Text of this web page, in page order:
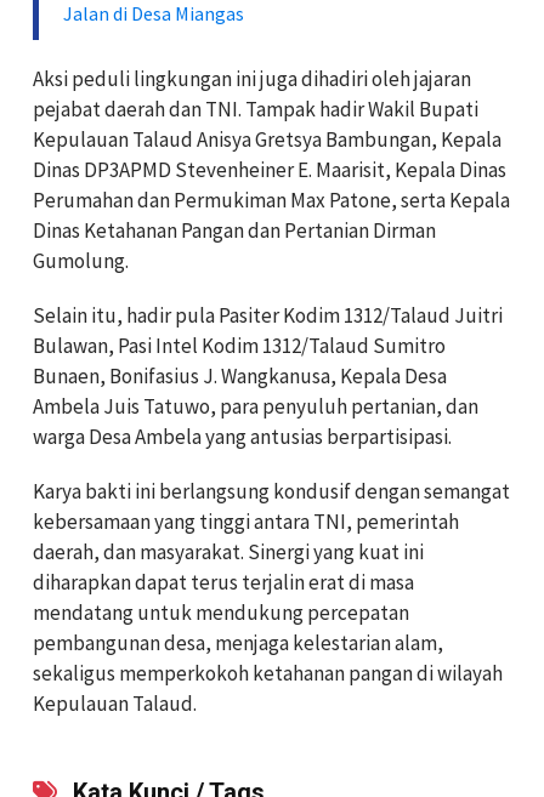
Jalan di Desa Miangas
Aksi peduli lingkungan ini juga dihadiri oleh jajaran
pejabat daerah dan TNI. Tampak hadir Wakil Bupati
Kepulauan Talaud Anisya Gretsya Bambungan, Kepala
Dinas DP3APMD Stevenheiner E. Maarisit, Kepala Dinas
Perumahan dan Permukiman Max Patone, serta Kepala
Dinas Ketahanan Pangan dan Pertanian Dirman
Gumolung.
Selain itu, hadir pula Pasiter Kodim 1312/Talaud Juitri
Bulawan, Pasi Intel Kodim 1312/Talaud Sumitro
Bunaen, Bonifasius J. Wangkanusa, Kepala Desa
Ambela Juis Tatuwo, para penyuluh pertanian, dan
warga Desa Ambela yang antusias berpartisipasi.
Karya bakti ini berlangsung kondusif dengan semangat
kebersamaan yang tinggi antara TNI, pemerintah
daerah, dan masyarakat. Sinergi yang kuat ini
diharapkan dapat terus terjalin erat di masa
mendatang untuk mendukung percepatan
pembangunan desa, menjaga kelestarian alam,
sekaligus memperkokoh ketahanan pangan di wilayah
Kepulauan Talaud.